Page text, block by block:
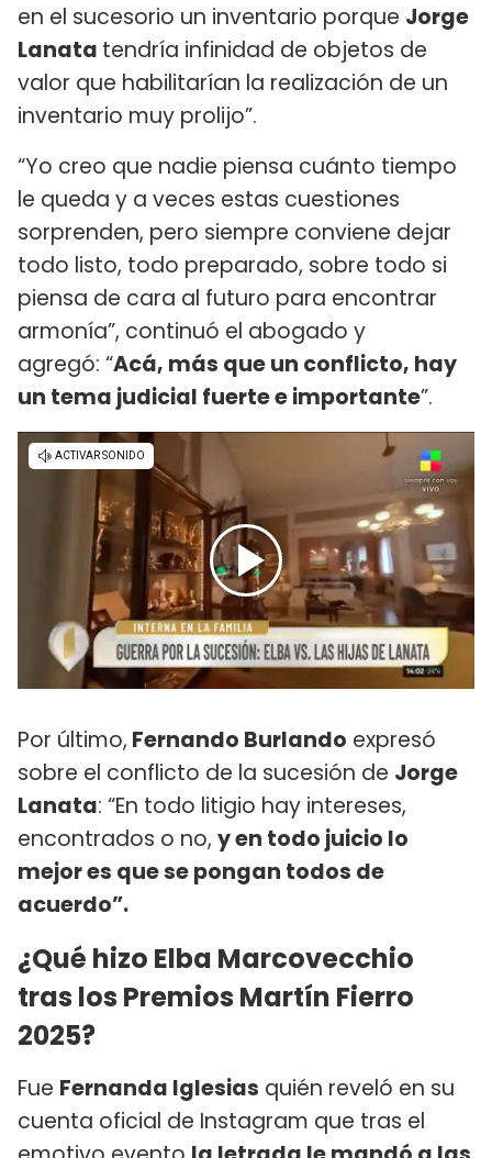
en el sucesorio un inventario porque Jorge
Lanata tendría infinidad de objetos de
valor que habilitarían la realización de un
inventario muy prolijo”.
“Yo creo que nadie piensa cuánto tiempo
le queda y a veces estas cuestiones
sorprenden, pero siempre conviene dejar
todo listo, todo preparado, sobre todo si
piensa de cara al futuro para encontrar
armonía”, continuó el abogado y
agregó: “Acá, más que un conflicto, hay
un tema judicial fuerte e importante”.
Por último, Fernando Burlando expresó
sobre el conflicto de la sucesión de Jorge
Lanata: “En todo litigio hay intereses,
encontrados o no, y en todo juicio lo
mejor es que se pongan todos de
acuerdo”.
¿Qué hizo Elba Marcovecchio
tras los Premios Martín Fierro
2025?
Fue Fernanda Iglesias quién reveló en su
cuenta oficial de Instagram que tras el